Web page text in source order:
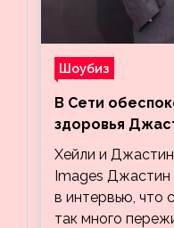
Шоубиз
В Сети
здоровья
видео, на
Хейли
Хейли и
Images Джастин
в интервью, что
так много